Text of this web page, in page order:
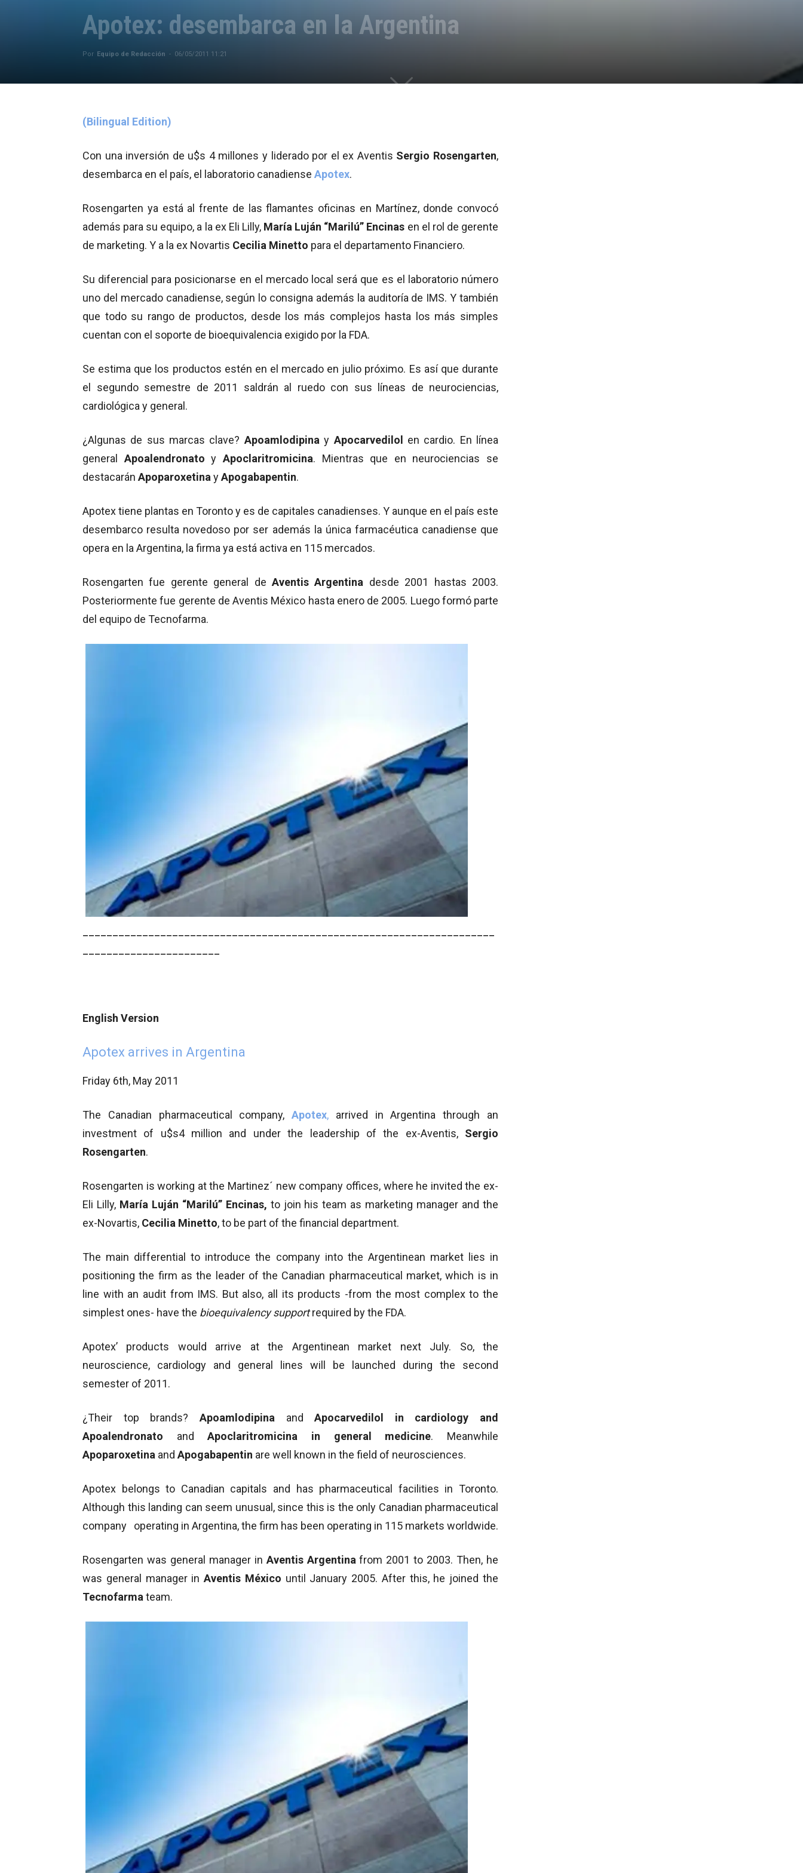
Apotex: desembarca en la Argentina
Por Equipo de Redacción - 06/05/2011 11:21
(Bilingual Edition)
Con una inversión de u$s 4 millones y liderado por el ex Aventis Sergio Rosengarten,
desembarca en el país, el laboratorio canadiense Apotex.
Rosengarten ya está al frente de las flamantes oficinas en Martínez, donde convocó
además para su equipo, a la ex Eli Lilly, María Luján “Marilú” Encinas en el rol de gerente
de marketing. Y a la ex Novartis Cecilia Minetto para el departamento Financiero.
Su diferencial para posicionarse en el mercado local será que es el laboratorio número
uno del mercado canadiense, según lo consigna además la auditoría de IMS. Y también
que todo su rango de productos, desde los más complejos hasta los más simples
cuentan con el soporte de bioequivalencia exigido por la FDA.
Se estima que los productos estén en el mercado en julio próximo. Es así que durante
el segundo semestre de 2011 saldrán al ruedo con sus líneas de neurociencias,
cardiológica y general.
¿Algunas de sus marcas clave? Apoamlodipinay Apocarvedilol en cardio. En línea
general Apoalendronatoy Apoclaritromicina. Mientras que en neurociencias se
destacarán Apoparoxetina yApogabapentin.
Apotex tiene plantas en Toronto y es de capitales canadienses. Y aunque en el país este
desembarco resulta novedoso por ser además la única farmacéutica canadiense que
opera en la Argentina, la firma ya está activa en 115 mercados.
Rosengarten fue gerente general de Aventis Argentina desde 2001 hastas 2003.
Posteriormente fue gerente de Aventis México hasta enero de 2005. Luego formó parte
del equipo de Tecnofarma.
English Version
Apotex arrives in Argentina
Friday 6th, May 2011
The Canadian pharmaceutical company,Apotex, arrived in Argentina through an
investment of u$s4 million and under the leadership of the ex-Aventis, Sergio
Rosengarten.
Rosengarten is working at the Martinez´ new company offices, where he invited the ex-
Eli Lilly, María Luján “Marilú” Encinas, to join his team as marketing manager and the
ex-Novartis, Cecilia Minetto, to be part of the financial department.
The main differential to introduce the company into the Argentinean market lies in
positioning the firm as the leader of the Canadian pharmaceutical market, which is in
line with an audit from IMS. But also, all its products -from the most complex to the
simplest ones- have the bioequivalency supportrequired by the FDA.
Apotex’ products would arrive at the Argentinean market next July. So, the
neuroscience, cardiology and general lines will be launched during the second
semester of 2011.
¿Their top brands? Apoamlodipina and Apocarvedilol in cardiology and
Apoalendronato and Apoclaritromicina in general medicine. Meanwhile
Apoparoxetina and Apogabapentin are well known in the field of neurosciences.
Apotex belongs to Canadian capitals and has pharmaceutical facilities in Toronto.
Although this landing can seem unusual, since this is the only Canadian pharmaceutical
company operating in Argentina, the firm has been operating in 115 markets worldwide.
Rosengarten was general manager in Aventis Argentina from 2001 to 2003. Then, he
was general manager inAventis México until January 2005. After this, he joined the
Tecnofarma team.